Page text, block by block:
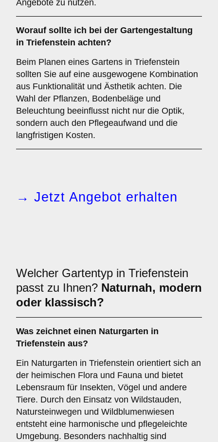
Angebote zu nutzen.
Worauf sollte ich bei der Gartengestaltung
in Triefenstein achten?
Beim Planen eines Gartens in Triefenstein
sollten Sie auf eine ausgewogene Kombination
aus Funktionalität und Ästhetik achten. Die
Wahl der Pflanzen, Bodenbeläge und
Beleuchtung beeinflusst nicht nur die Optik,
sondern auch den Pflegeaufwand und die
langfristigen Kosten.
→ Jetzt Angebot erhalten
Welcher Gartentyp in Triefenstein
passt zu Ihnen? Naturnah, modern
oder klassisch?
Was zeichnet einen Naturgarten in
Triefenstein aus?
Ein Naturgarten in Triefenstein orientiert sich an
der heimischen Flora und Fauna und bietet
Lebensraum für Insekten, Vögel und andere
Tiere. Durch den Einsatz von Wildstauden,
Natursteinwegen und Wildblumenwiesen
entsteht eine harmonische und pflegeleichte
Umgebung. Besonders nachhaltig sind